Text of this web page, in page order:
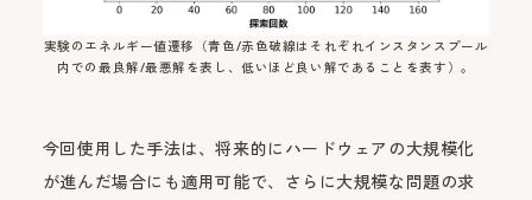
実験のエネルギー値遷移（青色/赤色破線はそれぞれインスタンスプール
内での最良解/最悪解を表し、低いほど良い解であることを表す）。
今回使用した手法は、将来的にハードウェアの大規模化
が進んだ場合にも適用可能で、さらに大規模な問題の求